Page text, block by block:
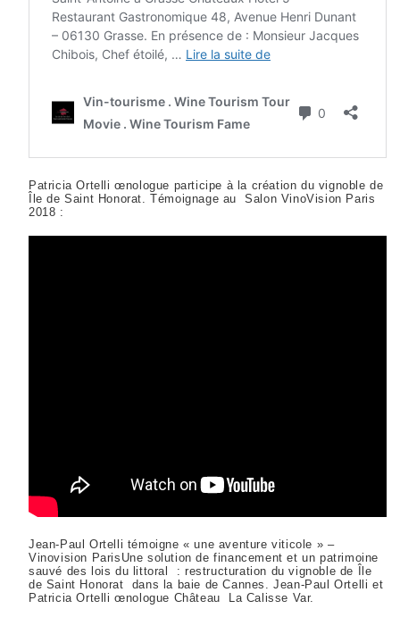
Patricia Ortelli œnologue participe à la création du vignoble de
Île de Saint Honorat. Témoignage au Salon VinoVision Paris
2018 :
Jean-Paul Ortelli témoigne « une aventure viticole » –
Vinovision ParisUne solution de financement et un patrimoine
sauvé des lois du littoral : restructuration du vignoble de Île
de Saint Honorat dans la baie de Cannes. Jean-Paul Ortelli et
Patricia Ortelli œnologue Château La Calisse Var.